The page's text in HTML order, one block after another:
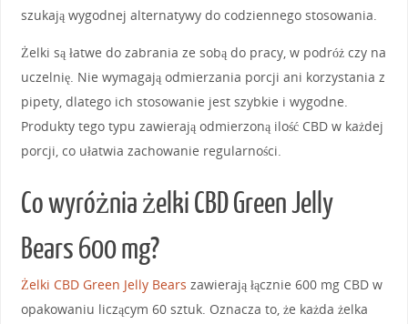
szukają wygodnej alternatywy do codziennego stosowania.
Żelki są łatwe do zabrania ze sobą do pracy, w podróż czy na
uczelnię. Nie wymagają odmierzania porcji ani korzystania z
pipety, dlatego ich stosowanie jest szybkie i wygodne.
Produkty tego typu zawierają odmierzoną ilość CBD w każdej
porcji, co ułatwia zachowanie regularności.
Co wyróżnia żelki CBD Green Jelly
Bears 600 mg?
Żelki CBD Green Jelly Bears zawierają łącznie 600 mg CBD w
opakowaniu liczącym 60 sztuk. Oznacza to, że każda żelka